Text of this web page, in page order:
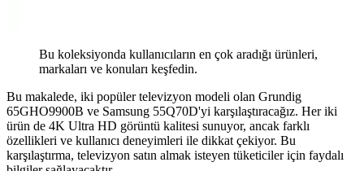
Bu koleksiyonda kullanıcıların en çok aradığı ürünleri,
markaları ve konuları keşfedin.
Bu makalede, iki popüler televizyon modeli olan Grundig
65GHO9900B ve Samsung 55Q70D'yi karşılaştıracağız. Her iki
ürün de 4K Ultra HD görüntü kalitesi sunuyor, ancak farklı
özellikleri ve kullanıcı deneyimleri ile dikkat çekiyor. Bu
karşılaştırma, televizyon satın almak isteyen tüketiciler için faydalı